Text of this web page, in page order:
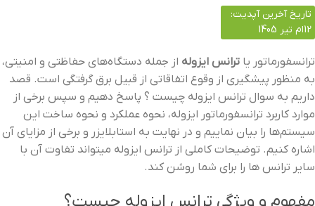
تاریخ آخرین آپدیت:
12ام تیر 1405
ترانسفورماتور یا ترانس ایزوله از جمله دستگاه‌های حفاظتی و امنیتی،
به‌ منظور پیشگیری از وقوع اتفاقاتی از قبیل برق گرفتگی است. قصد
داریم به سوال ترانس ایزوله چیست ؟ پاسخ دهیم و سپس برخی از
موارد کاربرد ترانسفورماتور ایزوله، نحوه عملکرد و نحوه ساخت این
سیستم‌ها را بیان نماییم و در نهایت به استابلایزر و برخی از مزایای آن
اشاره کنیم. توضیحات کاملی از ترانس ایزوله میتواند تفاوت آن با
سایر ترانس ها را برای شما روشن کند.